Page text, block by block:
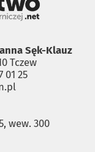
Sęk-Klauz
Tczew
01 25
wew. 300